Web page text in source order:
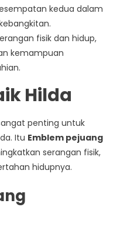
kedua dalam
fisik dan hidup,
kemampuan
Hilda
penting untuk
Itu Emblem pejuang
serangan fisik,
hidupnya.